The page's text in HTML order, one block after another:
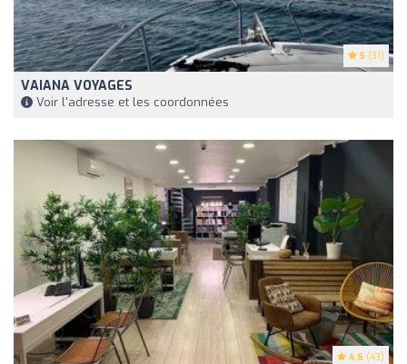
5 (31)
VAIANA VOYAGES
Voir l'adresse et les coordonnées
4.6 (43)